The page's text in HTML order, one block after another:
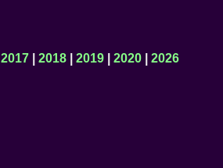
2017 2018 2019 2020 2026